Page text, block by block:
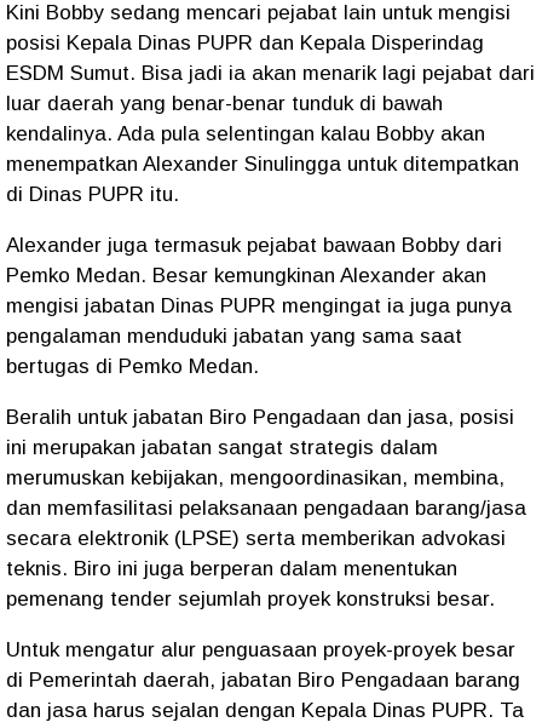
Kini Bobby sedang mencari pejabat lain untuk mengisi
posisi Kepala Dinas PUPR dan Kepala Disperindag
ESDM Sumut. Bisa jadi ia akan menarik lagi pejabat dari
luar daerah yang benar-benar tunduk di bawah
kendalinya. Ada pula selentingan kalau Bobby akan
menempatkan Alexander Sinulingga untuk ditempatkan
di Dinas PUPR itu.
Alexander juga termasuk pejabat bawaan Bobby dari
Pemko Medan. Besar kemungkinan Alexander akan
mengisi jabatan Dinas PUPR mengingat ia juga punya
pengalaman menduduki jabatan yang sama saat
bertugas di Pemko Medan.
Beralih untuk jabatan Biro Pengadaan dan jasa, posisi
ini merupakan jabatan sangat strategis dalam
merumuskan kebijakan, mengoordinasikan, membina,
dan memfasilitasi pelaksanaan pengadaan barang/jasa
secara elektronik (LPSE) serta memberikan advokasi
teknis. Biro ini juga berperan dalam menentukan
pemenang tender sejumlah proyek konstruksi besar.
Untuk mengatur alur penguasaan proyek-proyek besar
di Pemerintah daerah, jabatan Biro Pengadaan barang
dan jasa harus sejalan dengan Kepala Dinas PUPR. Ta